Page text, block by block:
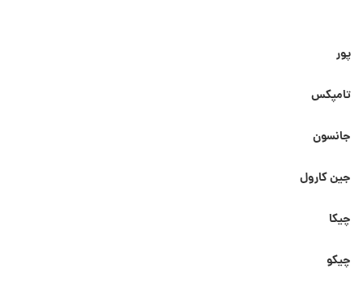
پور
تامپکس
جانسون
جین کارول
چیکا
چیکو